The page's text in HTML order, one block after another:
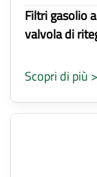
Filtri gasolio
valvola di
Scopri di più >